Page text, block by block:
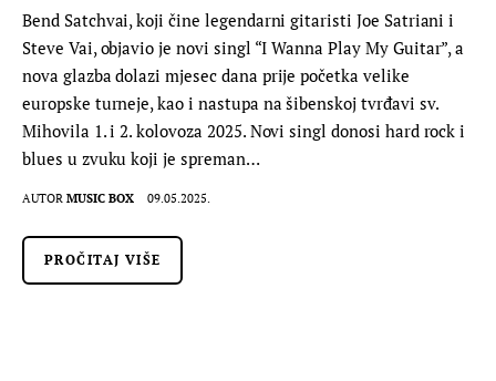
Bend Satchvai, koji čine legendarni gitaristi Joe Satriani i
Steve Vai, objavio je novi singl “I Wanna Play My Guitar”, a
nova glazba dolazi mjesec dana prije početka velike
europske turneje, kao i nastupa na šibenskoj tvrđavi sv.
Mihovila 1. i 2. kolovoza 2025. Novi singl donosi hard rock i
blues u zvuku koji je spreman…
AUTOR MUSIC BOX 09.05.2025.
PROČITAJ VIŠE